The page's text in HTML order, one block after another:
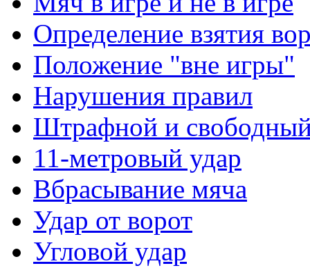
Определение взятия
Положение "вне игры"
Нарушения правил
Штрафной и
11-метровый удар
Вбрасывание мяча
Удар от ворот
Угловой удар